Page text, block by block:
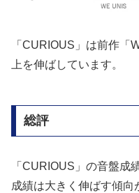
「CURIOUS」は前作「
上を伸ばしています。
総評
「CURIOUS」の音盤成
成績は大きく伸ばす傾